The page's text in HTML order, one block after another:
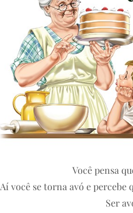
Você pensa
Aí você se torna avó e percebe
Ser